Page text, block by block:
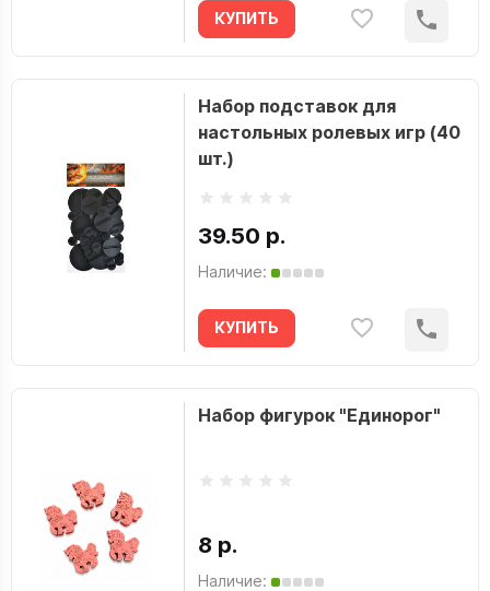
КУПИТЬ
Набор подставок для
настольных ролевых игр (40
шт.)
39.50 р.
Наличие:
КУПИТЬ
Набор фигурок "Единорог"
8 р.
Наличие: